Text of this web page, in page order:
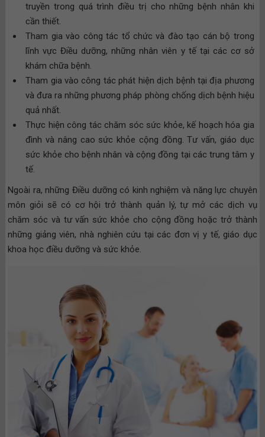
truyền trong quá trình điều trị cho những bệnh nhân khi
cần thiết.
Tham gia vào công tác tổ chức và đào tạo cán bộ trong
lĩnh vực Điều dưỡng, những nhân viên y tế tại các cơ sở
khám chữa bệnh.
Tham gia vào công tác phát hiện dịch bệnh tại địa phương
và đưa ra những phương pháp phòng chống dịch bệnh hiệu
quả nhất.
Thực hiện công tác chăm sóc sức khỏe, kế hoạch hóa gia
đình và nâng cao sức khỏe cộng đồng. Tư vấn, giáo dục
sức khỏe cho bệnh nhân và cộng đồng tại các trung tâm y
tế.
Ngoài ra, những Điều dưỡng có kinh nghiệm và năng lực chuyên
môn giỏi sẽ có cơ hội trở thành quản lý, tự mở các dịch vụ
chăm sóc và tư vấn sức khỏe cho cộng đồng hoặc trở thành
những giảng viên, nhà nghiên cứu tại các đơn vị y tế, giáo dục
khoa học điều dưỡng và sức khỏe.